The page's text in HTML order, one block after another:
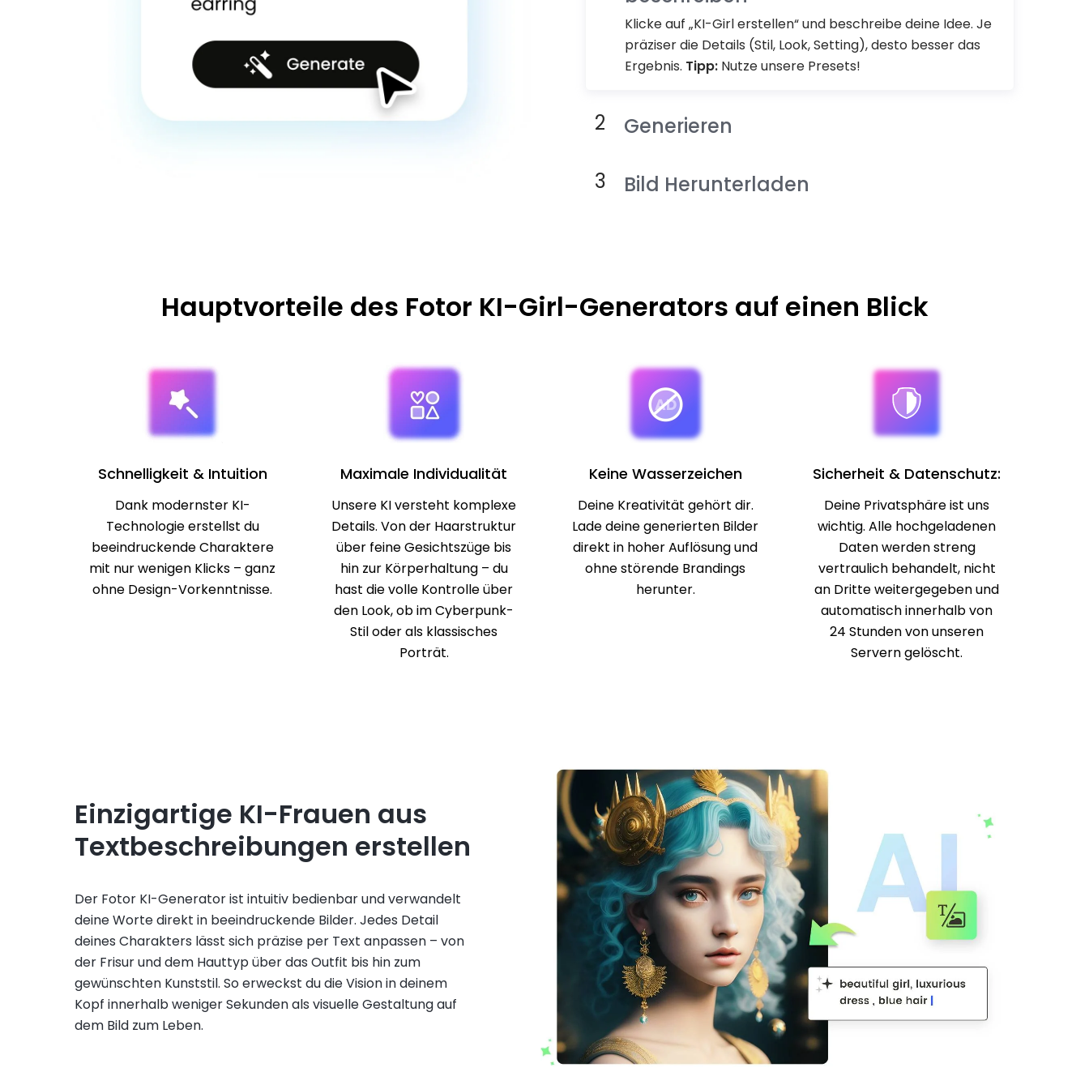
Klicke auf „KI-Girl erstellen“ und beschreibe deine Idee. Je
präziser die Details (Stil, Look, Setting), desto besser das
Ergebnis. Tipp: Nutze unsere Presets!
Generieren
Bild Herunterladen
Hauptvorteile des Fotor KI-Girl-Generators auf einen Blick
Schnelligkeit & Intuition
Dank modernster KI-
Technologie erstellst du
beeindruckende Charaktere
mit nur wenigen Klicks – ganz
ohne Design-Vorkenntnisse.
Maximale Individualität
Unsere KI versteht komplexe
Details. Von der Haarstruktur
über feine Gesichtszüge bis
hin zur Körperhaltung – du
hast die volle Kontrolle über
den Look, ob im Cyberpunk-
Stil oder als klassisches
Porträt.
Keine Wasserzeichen
Deine Kreativität gehört dir.
Lade deine generierten Bilder
direkt in hoher Auflösung und
ohne störende Brandings
herunter.
Sicherheit & Datenschutz:
Deine Privatsphäre ist uns
wichtig. Alle hochgeladenen
Daten werden streng
vertraulich behandelt, nicht
an Dritte weitergegeben und
automatisch innerhalb von
24 Stunden von unseren
Servern gelöscht.
Einzigartige KI-Frauen aus
Textbeschreibungen erstellen
Der Fotor KI-Generator ist intuitiv bedienbar und verwandelt
deine Worte direkt in beeindruckende Bilder. Jedes Detail
deines Charakters lässt sich präzise per Text anpassen – von
der Frisur und dem Hauttyp über das Outfit bis hin zum
gewünschten Kunststil. So erweckst du die Vision in deinem
Kopf innerhalb weniger Sekunden als visuelle Gestaltung auf
dem Bild zum Leben.